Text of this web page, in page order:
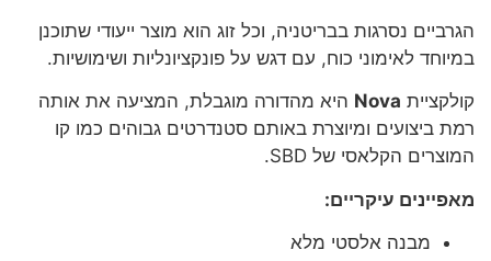
הגרביים נסרגות בבריטניה, וכל זוג הוא מוצר ייעודי שתוכנן
במיוחד לאימוני כוח, עם דגש על פונקציונליות ושימושיות.
קולקציית Nova היא מהדורה מוגבלת, המציעה את אותה
רמת ביצועים ומיוצרת באותם סטנדרטים גבוהים כמו קו
המוצרים הקלאסי של SBD.
מאפיינים עיקריים:
מבנה אלסטי מלא